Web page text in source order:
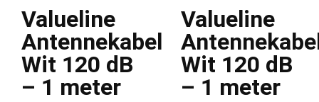
Valueline
Antennekabel
Wit 120 dB
– 1 meter
Valueline
Wit 120 dB
– 1 meter